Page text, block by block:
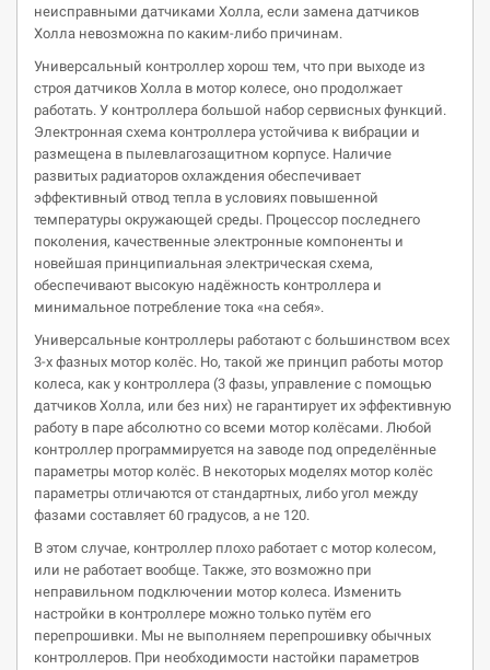
неисправными датчиками Холла, если замена датчиков
Холла невозможна по каким-либо причинам.
Универсальный контроллер хорош тем, что при выходе из
строя датчиков Холла в мотор колесе, оно продолжает
работать. У контроллера большой набор сервисных функций.
Электронная схема контроллера устойчива к вибрации и
размещена в пылевлагозащитном корпусе. Наличие
развитых радиаторов охлаждения обеспечивает
эффективный отвод тепла в условиях повышенной
температуры окружающей среды. Процессор последнего
поколения, качественные электронные компоненты и
новейшая принципиальная электрическая схема,
обеспечивают высокую надёжность контроллера и
минимальное потребление тока «на себя».
Универсальные контроллеры работают с большинством всех
3-х фазных мотор колёс. Но, такой же принцип работы мотор
колеса, как у контроллера (3 фазы, управление с помощью
датчиков Холла, или без них) не гарантирует их эффективную
работу в паре абсолютно со всеми мотор колёсами. Любой
контроллер программируется на заводе под определённые
параметры мотор колёс. В некоторых моделях мотор колёс
параметры отличаются от стандартных, либо угол между
фазами составляет 60 градусов, а не 120.
В этом случае, контроллер плохо работает с мотор колесом,
или не работает вообще. Также, это возможно при
неправильном подключении мотор колеса. Изменить
настройки в контроллере можно только путём его
перепрошивки. Мы не выполняем перепрошивку обычных
контроллеров. При необходимости настойки параметров